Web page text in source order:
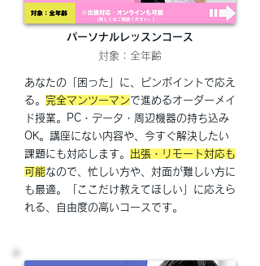
パーソナルレッスンコース
対象：全年齢
あなたの「困った」に、ピンポイントで応え
る。 完全マンツーマンで進めるオーダーメイ
ド授業。PC・データ・周辺機器の持ち込み
OK。講座にない内容や、今すぐ解決したい
課題にも対応します。 出張・リモート対応も
可能なので、忙しい方や、対面が難しい方に
も最適。「ここだけ教えてほしい」に応えら
れる、自由度の高いコースです。